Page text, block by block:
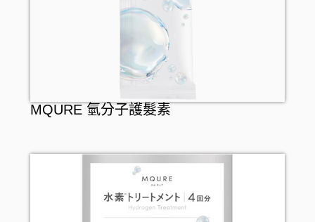
MQURE 氫分子護髮素